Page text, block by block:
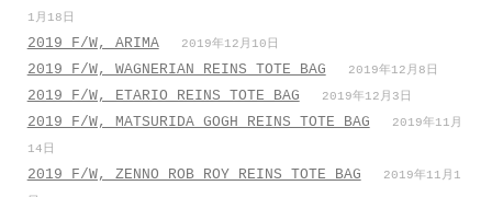
1月18日
2019 F/W, ARIMA 2019年12月10日
2019 F/W, WAGNERIAN REINS TOTE BAG 2019年12月8日
2019 F/W, ETARIO REINS TOTE BAG 2019年12月3日
2019 F/W, MATSURIDA GOGH REINS TOTE BAG
2019年11月
14日
2019 F/W, ZENNO ROB ROY REINS TOTE BAG
2019年11月1